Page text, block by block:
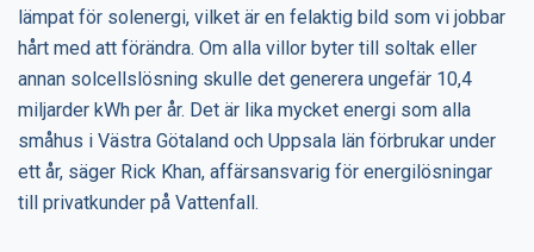
lämpat för solenergi, vilket är en felaktig bild som vi jobbar
hårt med att förändra. Om alla villor byter till soltak eller
annan solcellslösning skulle det generera ungefär 10,4
miljarder kWh per år. Det är lika mycket energi som alla
småhus i Västra Götaland och Uppsala län förbrukar under
ett år, säger Rick Khan, affärsansvarig för energilösningar
till privatkunder på Vattenfall.